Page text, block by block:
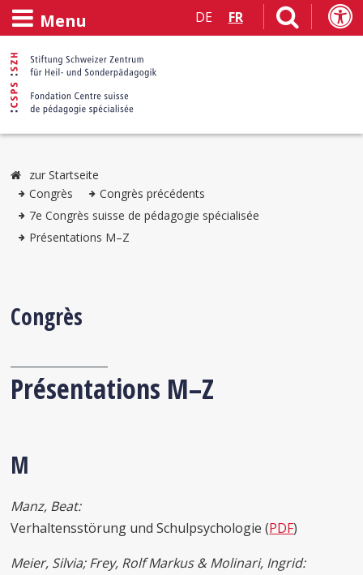
Menu DE FR
zur Startseite
Congrès
Congrès précédents
7e Congrès suisse de pédagogie spécialisée
Présentations M–Z
Congrès
Présentations M–Z
M
Manz, Beat:
Verhaltensstörung und Schulpsychologie (PDF)
Meier, Silvia; Frey, Rolf Markus & Molinari, Ingrid: